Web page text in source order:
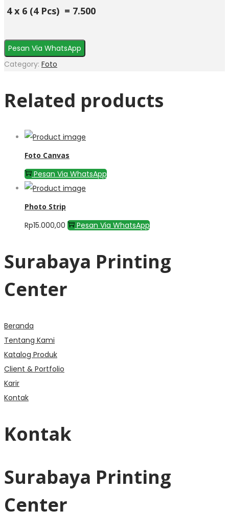
4 x 6 (4 Pcs) = 7.500
Pesan Via WhatsApp
Category: Foto
Related products
Foto Canvas
Pesan Via WhatsApp
Photo Strip
Rp15.000,00 Pesan Via WhatsApp
Surabaya Printing
Center
Beranda
Tentang Kami
Katalog Produk
Client & Portfolio
Karir
Kontak
Kontak
Surabaya Printing
Center